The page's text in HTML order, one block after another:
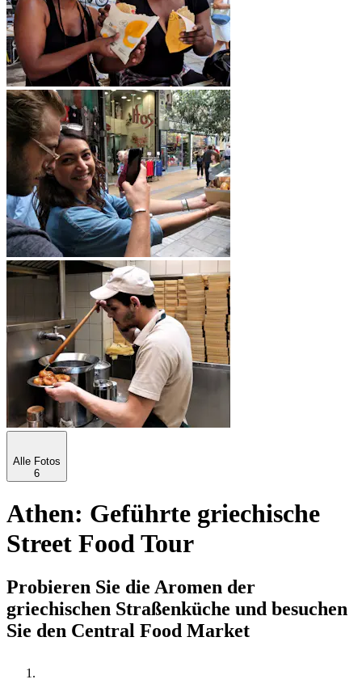
Alle Fotos
6
Athen: Geführte griechische
Street Food Tour
Probieren Sie die Aromen der
griechischen Straßenküche und besuchen
Sie den Central Food Market